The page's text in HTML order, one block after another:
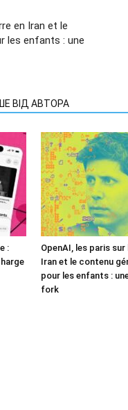
en Iran et le
les enfants : une
ВІД АВТОРА
:
OpenAI, les paris sur
Iran et le contenu
pour les enfants :
fork